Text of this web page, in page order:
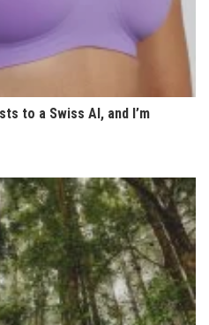
to a Swiss AI, and I’m